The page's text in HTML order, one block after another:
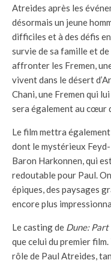
Atreides après les
désormais un jeune
difficiles et à des défis
survie de sa famille et
affronter les Fremen,
vivent dans le désert
Chani, une Fremen qui
sera également au cœur
Le film mettra
dont le mystérieux
Baron Harkonnen, qui
redoutable pour Paul.
épiques, des paysages
encore plus
Le casting de Dune: Part
que celui du premier
rôle de Paul Atreides,